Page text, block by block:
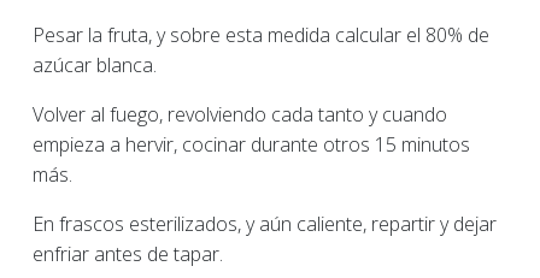
Pesar la fruta, y sobre esta medida calcular el 80% de
azúcar blanca.
Volver al fuego, revolviendo cada tanto y cuando
empieza a hervir, cocinar durante otros 15 minutos
más.
En frascos esterilizados, y aún caliente, repartir y dejar
enfriar antes de tapar.